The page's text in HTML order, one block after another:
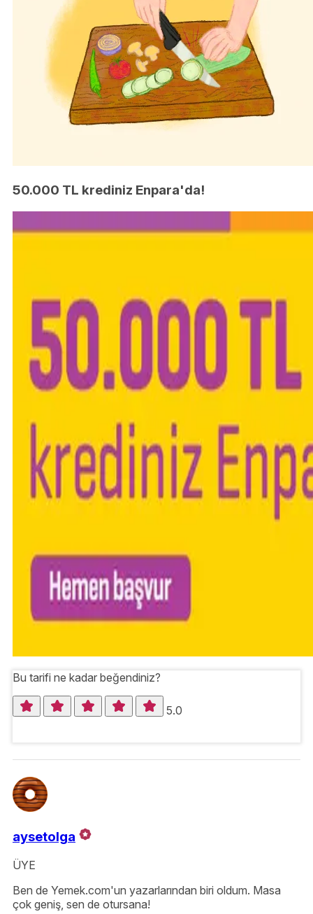
50.000 TL krediniz Enpara'da!
Bu tarifi ne kadar beğendiniz?
5.0
aysetolga
ÜYE
Ben de Yemek.com'un yazarlarından biri oldum. Masa
çok geniş, sen de otursana!